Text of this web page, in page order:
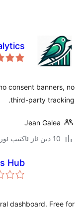
consent banners, no
third-party tracking.
Jean Galea
10 دىن ئاز ئاكتىپ ئورنىتىش
Hub
dashboard. Free for